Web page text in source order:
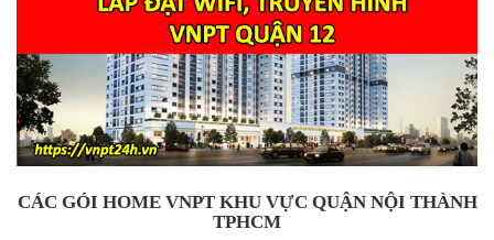
CÁC GÓI HOME VNPT KHU VỰC QUẬN NỘI THÀNH
TPHCM